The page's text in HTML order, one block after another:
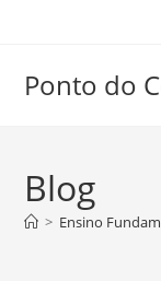
conteúdo
Ponto do
Blog
> Ensino